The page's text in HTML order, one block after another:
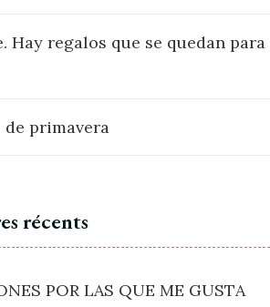
Hay regalos que se quedan para
de primavera
récents
POR LAS QUE ME GUSTA